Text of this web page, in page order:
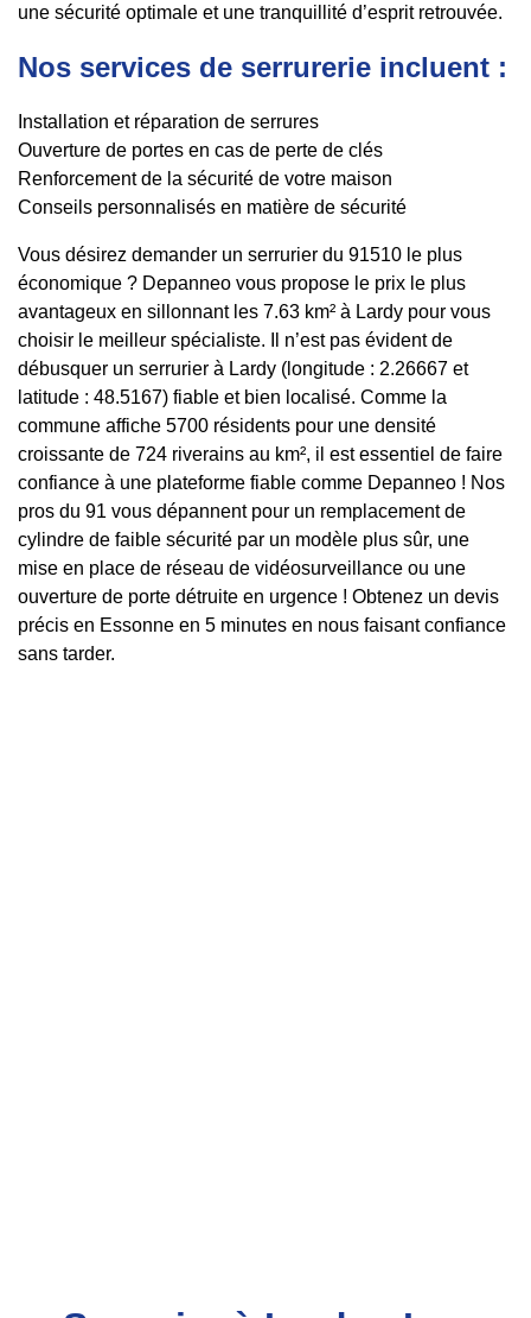
une sécurité optimale et une tranquillité d’esprit retrouvée.
Nos services de serrurerie incluent :
Installation et réparation de serrures
Ouverture de portes en cas de perte de clés
Renforcement de la sécurité de votre maison
Conseils personnalisés en matière de sécurité
Vous désirez demander un serrurier du 91510 le plus
économique ? Depanneo vous propose le prix le plus
avantageux en sillonnant les 7.63 km² à Lardy pour vous
choisir le meilleur spécialiste. Il n’est pas évident de
débusquer un serrurier à Lardy (longitude : 2.26667 et
latitude : 48.5167) fiable et bien localisé. Comme la
commune affiche 5700 résidents pour une densité
croissante de 724 riverains au km², il est essentiel de faire
confiance à une plateforme fiable comme Depanneo ! Nos
pros du 91 vous dépannent pour un remplacement de
cylindre de faible sécurité par un modèle plus sûr, une
mise en place de réseau de vidéosurveillance ou une
ouverture de porte détruite en urgence ! Obtenez un devis
précis en Essonne en 5 minutes en nous faisant confiance
sans tarder.